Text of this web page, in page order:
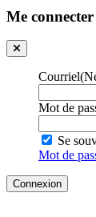
Me connecter
Courriel
Mot de
Se
Mot de